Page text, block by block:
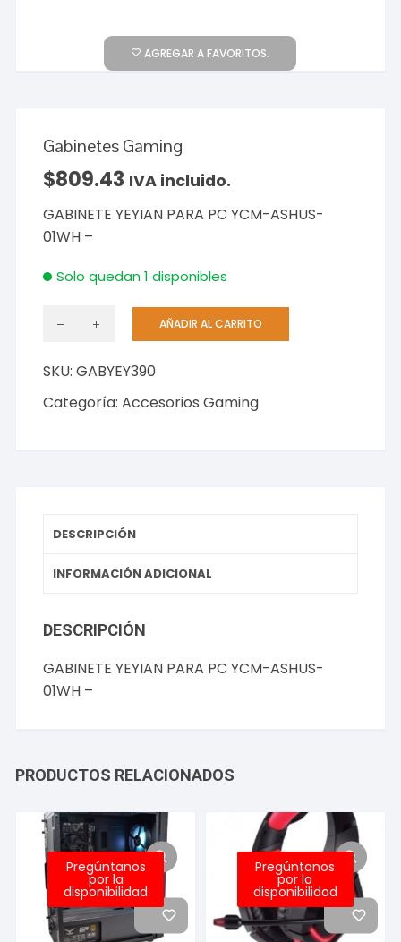
AGREGAR A FAVORITOS.
Gabinetes Gaming
$809.43 IVA incluido.
GABINETE YEYIAN PARA PC YCM-ASHUS-
01WH –
Solo quedan 1 disponibles
Gabinetes
cantidad
AÑADIR AL CARRITO
SKU:GABYEY390
Categoría:Accesorios Gaming
DESCRIPCIÓN
INFORMACIÓN ADICIONAL
DESCRIPCIÓN
GABINETE YEYIAN PARA PC YCM-ASHUS-
01WH –
PRODUCTOS RELACIONADOS
Pregúntanos
por la
disponibilidad
Pregúntanos
por la
disponibilidad